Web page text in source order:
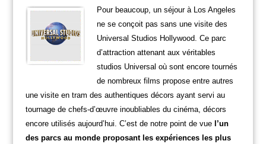
Pour beaucoup, un séjour à Los Angeles
ne se conçoit pas sans une visite des
Universal Studios Hollywood. Ce parc
d’attraction attenant aux véritables
studios Universal où sont encore tournés
de nombreux films propose entre autres
une visite en tram des authentiques décors ayant servi au
tournage de chefs-d’œuvre inoubliables du cinéma, décors
encore utilisés aujourd’hui. C’est de notre point de vue l’un
des parcs au monde proposant les expériences les plus